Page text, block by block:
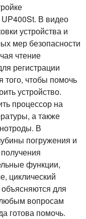
UP400St. В видео
устройства и
мер безопасности
чтение
регистрации
чтобы помочь
устройство.
процессор на
а также
В
погружения и
функции,
циклический
для
вопросам
готова помочь.